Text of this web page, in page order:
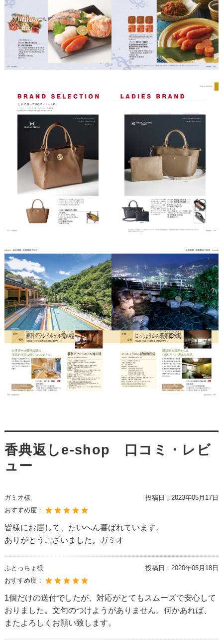
香典返しe-shop 口コミ・レビ
ュー
ガミオ様 投稿日： 2023年05月17日
おすすめ度：
皆様にお届して、たいへん喜ばれています。
ありがとうございました。ガミオ
ふとっちょ様 投稿日： 2020年05月18日
おすすめ度：
1個だけの送付でしたが、対応がとてもスムーズで安心して
おりました。文句のつけようがありません。何かあれば、
またよろしくお願い致します。